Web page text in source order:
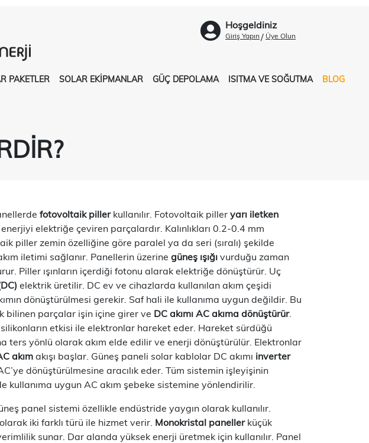
Hoşgeldiniz
Giriş Yapın/ Üye Olun
PAKETLER SOLAR EKİPMANLAR GÜÇ DEPOLAMA ISITMA VE SOĞUTMA BLOG
fotovoltaik pillerkullanılır. Fotovoltaik piller yarı iletken
elektriğe çeviren parçalardır. Kalınlıkları 0.2-0.4 mm
piller zemin özelliğine göre paralel ya da seri (sıralı) şekilde
iletimi sağlanır. Panellerin üzerine güneş ışığı vurduğu zaman
Piller ışınların içerdiği fotonu alarak elektriğe dönüştürür. Uç
elektrik üretilir. DC ev ve cihazlarda kullanılan akım çeşidi
dönüştürülmesi gerekir. Saf hali ile kullanıma uygun değildir. Bu
bilinen parçalar işin içine girer ve DC akımı AC akıma dönüştürür.
etkisi ile elektronlar hareket eder. Hareket sürdüğü
ters yönlü olarak akım elde edilir ve enerji dönüştürülür. Elektronlar
akım akışı başlar. Güneş paneli solar kablolar DC akımı inverter
dönüştürülmesine aracılık eder. Tüm sistemin işleyişinin
kullanıma uygun AC akım şebeke sistemine yönlendirilir.
panel sistemi özellikle endüstride yaygın olarak kullanılır.
olarak iki farklı türü ile hizmet verir. Monokristal panellerküçük
sunar. Dar alanda yüksek enerji üretmek için kullanılır. Panel